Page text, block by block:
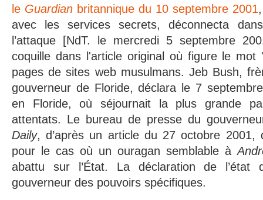
le Guardian britannique du 10 septembre 2001
avec les services secrets, déconnecta
l’attaque [NdT. le mercredi 5 septembre
coquille dans l'article original où figure le mot
pages de sites web musulmans. Jeb Bush,
gouverneur de Floride, déclara le 7 septembre
en Floride, où séjournait la plus grande
attentats. Le bureau de presse du
Daily, d’après un article du 27 octobre
pour le cas où un ouragan semblable à
abattu sur l’État. La déclaration de l’état
gouverneur des pouvoirs spécifiques.